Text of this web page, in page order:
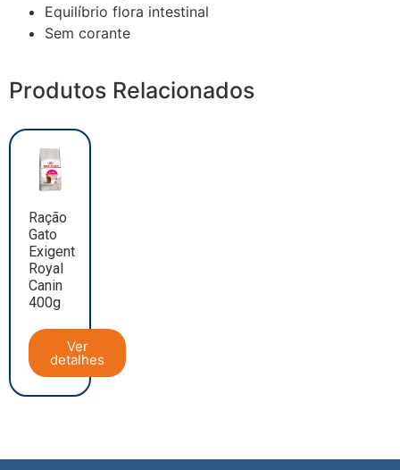
Equilíbrio flora intestinal
Sem corante
Produtos Relacionados
Ração
Gato
Exigent
Royal
Canin
400g
Ver
detalhes